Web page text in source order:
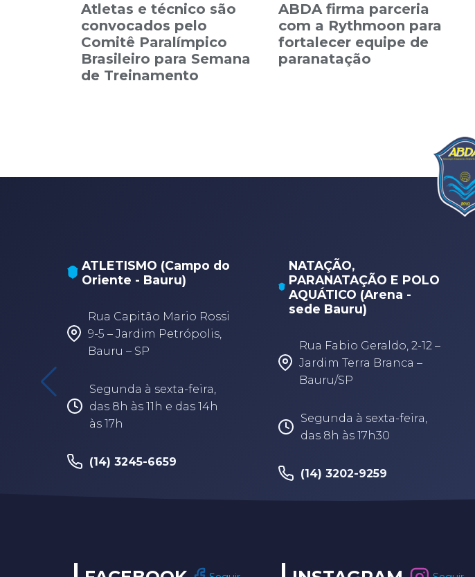
Atletas e técnico são
convocados pelo
Comitê Paralímpico
Brasileiro para Semana
de Treinamento
ABDA firma parceria
com a Rythmoon para
fortalecer equipe de
paranatação
ATLETISMO (Campo do
Oriente - Bauru)
Rua Capitão Mario Rossi
9-5 – Jardim Petrópolis,
Bauru – SP
Segunda à sexta-feira,
das 8h às 11h e das 14h
às 17h
(14) 3245-6659
NATAÇÃO,
PARANATAÇÃO E POLO
AQUÁTICO (Arena -
sede Bauru)
Rua Fabio Geraldo, 2-12 –
Jardim Terra Branca –
Bauru/SP
Segunda à sexta-feira,
das 8h às 17h30
(14) 3202-9259